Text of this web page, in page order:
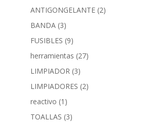
ANTIGONGELANTE (2)
BANDA (3)
FUSIBLES (9)
herramientas (27)
LIMPIADOR (3)
LIMPIADORES (2)
reactivo (1)
TOALLAS (3)